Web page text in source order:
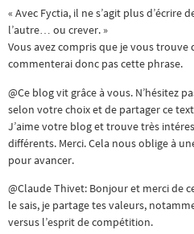
« Avec Fyctia, il ne s’agit plus d’écrire
l’autre… ou crever. »
Vous avez compris que je vous
commenterai donc pas cette phrase.
@Ce blog vit grâce à vous. N’hésitez
selon votre choix et de partager ce
J’aime votre blog et trouve très
différents. Merci. Cela nous oblige à
pour avancer.
@Claude Thivet: Bonjour et merci de
le sais, je partage tes valeurs,
versus l’esprit de compétition.